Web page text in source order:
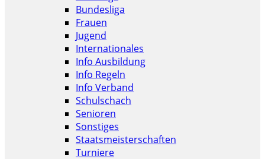
Bundesliga
Frauen
Jugend
Internationales
Info Ausbildung
Info Regeln
Info Verband
Schulschach
Senioren
Sonstiges
Staatsmeisterschaften
Turniere